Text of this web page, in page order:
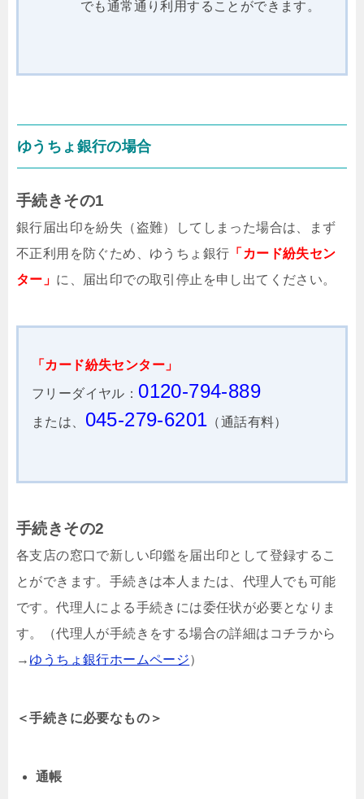
でも通常通り利用することができます。
ゆうちょ銀行の場合
手続きその1
銀行届出印を紛失（盗難）してしまった場合は、まず
不正利用を防ぐため、ゆうちょ銀行 「カード紛失セン
ター」 に、届出印での取引停止を申し出てください。
「カード紛失センター」
フリーダイヤル： 0120-794-889
または、 045-279-6201 （通話有料）
手続きその2
各支店の窓口で新しい印鑑を届出印として登録するこ
とができます。手続きは本人または、代理人でも可能
です。代理人による手続きには委任状が必要となりま
す。（代理人が手続きをする場合の詳細はコチラから
→ ゆうちょ銀行ホームページ）
＜手続きに必要なもの＞
通帳